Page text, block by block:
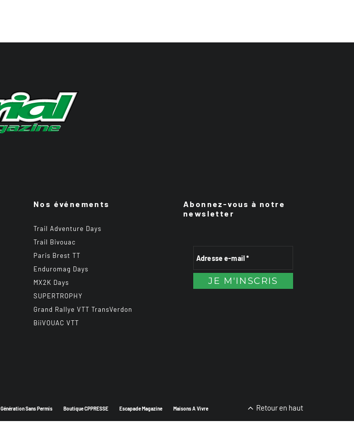
Nos événements
Trail Adventure Days
Trail Bivouac
Paris Brest TT
Enduromag Days
MX2K Days
SUPERTROPHY
Grand Rallye VTT TransVerdon
BiiVOUAC VTT
Abonnez-vous à notre
newsletter
Génération Sans Permis Boutique CPPRESSE Escapade Magazine Maisons A Vivre Retour en haut